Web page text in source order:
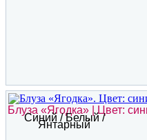
Блуза «Ягодка» | Цвет:
Синий / Белый /
Янтарный